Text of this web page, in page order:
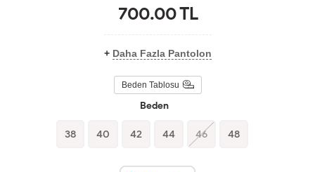
700.00TL
+ Daha Fazla Pantolon
Beden Tablosu
Beden
38 40 42 44 46 48